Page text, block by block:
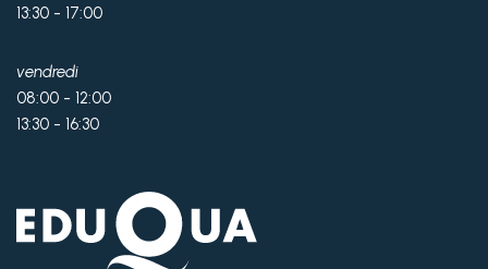
13:30 - 17:00
vendredi
08:00 - 12:00
13:30 - 16:30